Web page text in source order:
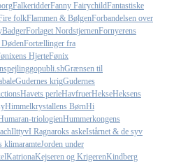
FalkeridderFanny FairychildFantastiske
folkFlammen & BølgenForbandelsen over
Forlaget NordstjernenFornyerens
Fortællinger fra
HjerteFønix
gopubli.shGrænsen til
Gudernes krigGudernes
Havets perleHavfruerHekseHeksens
Himmelkrystallens BørnHi
triologienHummerkongens
IlttyvI Ragnaroks askeIstårnet & de syv
klimaramteJorden under
KatrionaKejseren og KrigerenKindberg